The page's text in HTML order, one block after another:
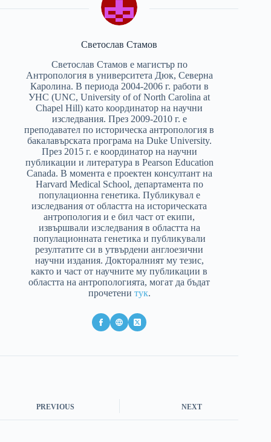
Светослав Стамов
Светослав Стамов е магистър по
Антропология в университета Дюк, Северна
Каролина. В периода 2004-2006 г. работи в
УНС (UNC, University of of North Carolina at
Chapel Hill) като координатор на научни
изследвания. През 2009-2010 г. е
преподавател по историческа антропология в
бакалавърската програма на Duke University.
През 2015 г. е координатор на научни
публикации и литература в Pearson Education
Canada. В момента е проектен консултант на
Harvard Medical School, департамента по
популационна генетика. Публикувал е
изследвания от областта на историческата
антропология и e бил част от екипи,
извършвали изследвания в областта на
популационната генетика и публикували
резултатите си в утвърдени англоезични
научни издания. Докторалният му тезис,
както и част от научните му публикации в
областта на антропологията, могат да бъдат
прочетени тук.
PREVIOUS NEXT